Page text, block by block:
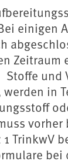
einigen
Zeitraum
und
in
1 TrinkwV
bei